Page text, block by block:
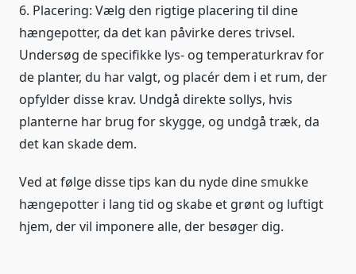
6. Placering: Vælg den rigtige placering til dine
hængepotter, da det kan påvirke deres trivsel.
Undersøg de specifikke lys- og temperaturkrav for
de planter, du har valgt, og placér dem i et rum, der
opfylder disse krav. Undgå direkte sollys, hvis
planterne har brug for skygge, og undgå træk, da
det kan skade dem.
Ved at følge disse tips kan du nyde dine smukke
hængepotter i lang tid og skabe et grønt og luftigt
hjem, der vil imponere alle, der besøger dig.